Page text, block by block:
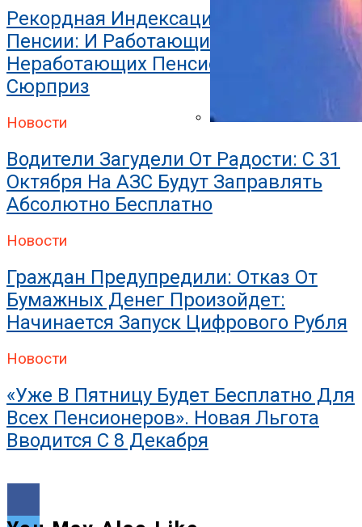
Рекордная Индексация И Прибавка К
Пенсии: И Работающих, И
Неработающих Пенсионеров Ждет
Сюрприз
Новости
Водители Загудели От Радости: С 31
Октября На АЗС Будут Заправлять
Абсолютно Бесплатно
Новости
Граждан Предупредили: Отказ От
Бумажных Денег Произойдет:
Начинается Запуск Цифрового Рубля
Новости
«Уже В Пятницу Будет Бесплатно Для
Всех Пенсионеров». Новая Льгота
Вводится С 8 Декабря